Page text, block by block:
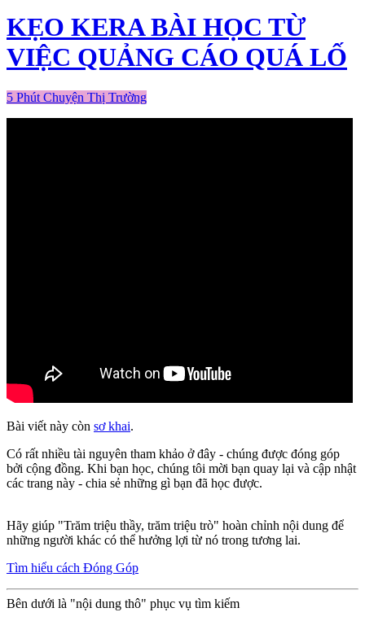
KẸO KERA BÀI HỌC TỪ
VIỆC QUẢNG CÁO QUÁ LỐ
5 Phút Chuyện Thị Trường
Bài viết này còn sơ khai.
Có rất nhiều tài nguyên tham khảo ở đây - chúng được đóng góp
bởi cộng đồng. Khi bạn học, chúng tôi mời bạn quay lại và cập nhật
các trang này - chia sẻ những gì bạn đã học được.
Hãy giúp "Trăm triệu thầy, trăm triệu trò" hoàn chỉnh nội dung để
những người khác có thể hưởng lợi từ nó trong tương lai.
Tìm hiểu cách Đóng Góp
Bên dưới là "nội dung thô" phục vụ tìm kiếm